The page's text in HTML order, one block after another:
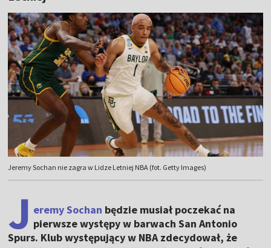
Jeremy Sochan nie zagra w Lidze Letniej NBA (fot. Getty Images)
J eremy Sochan będzie musiał poczekać na
pierwsze występy w barwach San Antonio
Spurs. Klub występujący w NBA zdecydował, że